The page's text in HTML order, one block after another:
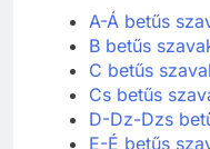
A-Á betűs
B betűs
C betűs
Cs betűs
D-Dz-Dzs
E-É betűs